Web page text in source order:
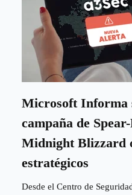
Microsoft Informa
campaña de
Midnight Blizzard
estratégicos
Desde el Centro de